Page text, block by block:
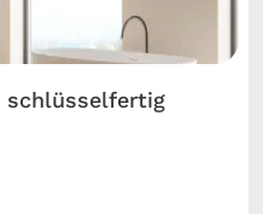
schlüsselfertig